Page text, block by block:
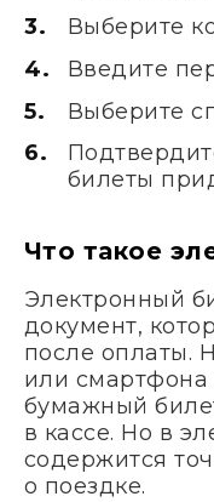
Выберите
Введите
Выберите
билеты
Что такое
Электронный
документ,
после оплаты.
или смартфона
бумажный
в кассе. Но в
содержится
о поездке.